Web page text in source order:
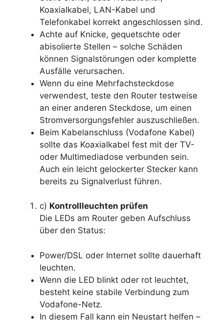
Koaxialkabel, LAN-Kabel und
Telefonkabel korrekt angeschlossen sind.
Achte auf Knicke, gequetschte oder
abisolierte Stellen – solche Schäden
können Signalstörungen oder komplette
Ausfälle verursachen.
Wenn du eine Mehrfachsteckdose
verwendest, teste den Router testweise
an einer anderen Steckdose, um einen
Stromversorgungsfehler auszuschließen.
Beim Kabelanschluss (Vodafone Kabel)
sollte das Koaxialkabel fest mit der TV-
oder Multimediadose verbunden sein.
Auch ein leicht gelockerter Stecker kann
bereits zu Signalverlust führen.
c) Kontrollleuchten prüfen
Die LEDs am Router geben Aufschluss
über den Status:
Power/DSL oder Internet sollte dauerhaft
leuchten.
Wenn die LED blinkt oder rot leuchtet,
besteht keine stabile Verbindung zum
Vodafone-Netz.
In diesem Fall kann ein Neustart helfen –